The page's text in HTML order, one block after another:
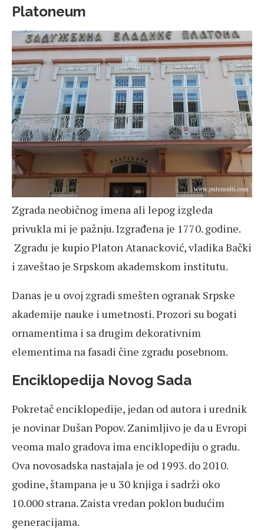
Platoneum
Zgrada neobičnog imena ali lepog izgleda
privukla mi je pažnju. Izgrađena je 1770. godine.
Zgradu je kupio Platon Atanacković, vladika Bački
i zaveštao je Srpskom akademskom institutu.
Danas je u ovoj zgradi smešten ogranak Srpske
akademije nauke i umetnosti. Prozori su bogati
ornamentima i sa drugim dekorativnim
elementima na fasadi čine zgradu posebnom.
Enciklopedija Novog Sada
Pokretač enciklopedije, jedan od autora i urednik
je novinar Dušan Popov. Zanimljivo je da u Evropi
veoma malo gradova ima enciklopediju o gradu.
Ova novosadska nastajala je od 1993. do 2010.
godine, štampana je u 30 knjiga i sadrži oko
10.000 strana. Zaista vredan poklon budućim
generacijama.